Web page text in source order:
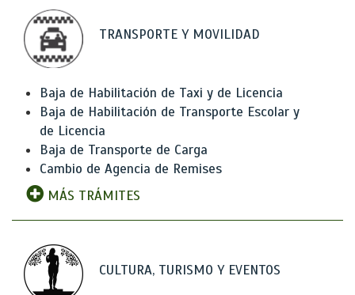
TRANSPORTE Y MOVILIDAD
Baja de Habilitación de Taxi y de Licencia
Baja de Habilitación de Transporte Escolar y
de Licencia
Baja de Transporte de Carga
Cambio de Agencia de Remises
MÁS TRÁMITES
CULTURA, TURISMO Y EVENTOS